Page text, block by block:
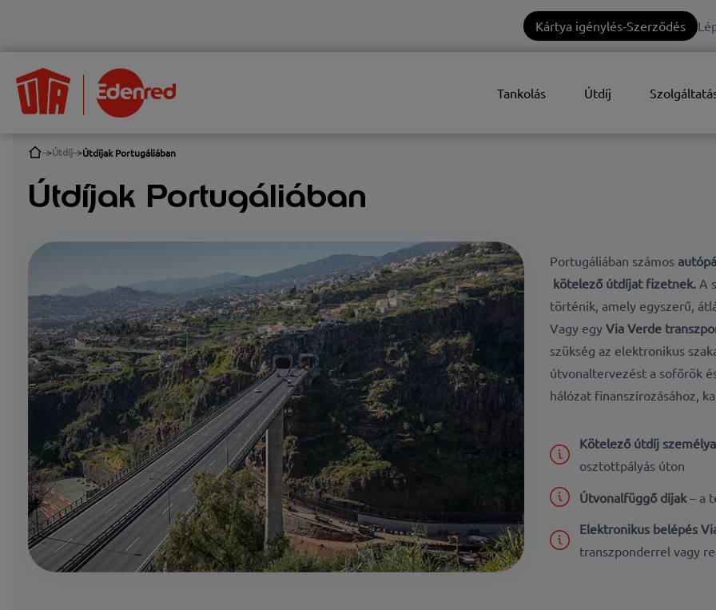
Kártya igénylés-Szerződés
Tankolás Útdíj
Útdíj Útdíjak Portugáliában
Útdíjak Portugáliában
Portugáliában számos
kötelező útdíjat fizetnek. A
történik, amely egyszerű,
Vagy egyVia Verde
szükség az elektronikus
útvonaltervezést a sofőrök
hálózat finanszírozásához,
Kötelező útdíj
osztottpályás úton
Útvonalfüggő díjak– a
Elektronikus belépés
transzponderrel vagy